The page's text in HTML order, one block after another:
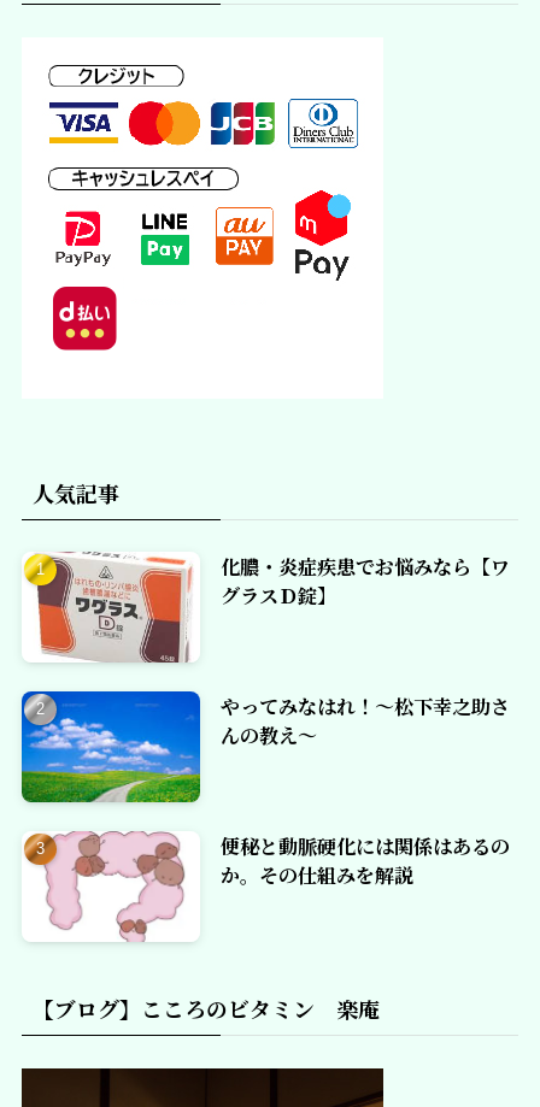
人気記事
化膿・炎症疾患でお悩みなら【ワ
グラスＤ錠】
やってみなはれ！～松下幸之助さ
んの教え～
便秘と動脈硬化には関係はあるの
か。その仕組みを解説
【ブログ】こころのビタミン 楽庵